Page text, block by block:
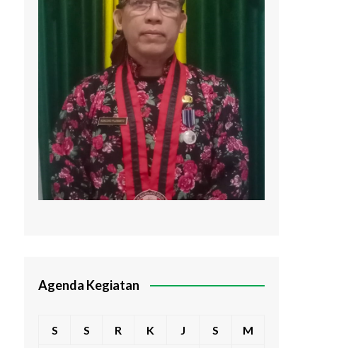
Agenda Kegiatan
S S R K J S M